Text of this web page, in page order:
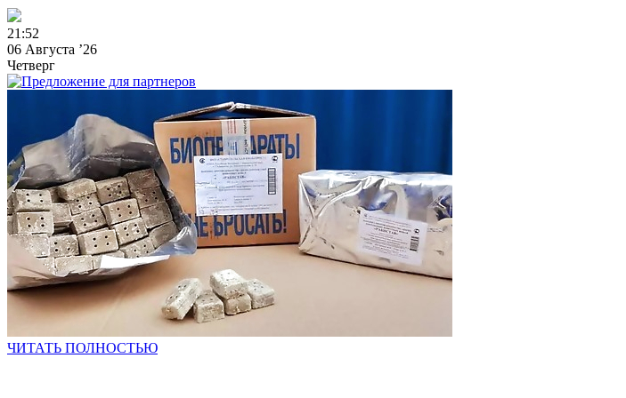
21 :52
06 Августа ’26
Четверг
ЧИТАТЬ ПОЛНОСТЬЮ